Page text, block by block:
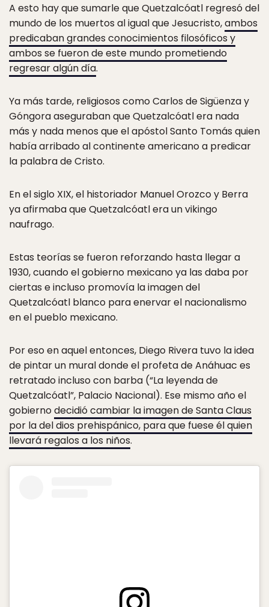
A esto hay que sumarle que Quetzalcóatl regresó del
mundo de los muertos al igual que Jesucristo,ambos
predicaban grandes conocimientos filosóficos y
ambos se fueron de este mundo prometiendo
regresar algún día.
Ya más tarde, religiosos como Carlos de Sigüenza y
Góngora aseguraban que Quetzalcóatl era nada
más y nada menos que el apóstol Santo Tomás quien
había arribado al continente americano a predicar
la palabra de Cristo.
En el siglo XIX, el historiador Manuel Orozco y Berra
ya afirmaba que Quetzalcóatl era un vikingo
naufrago.
Estas teorías se fueron reforzando hasta llegar a
1930, cuando el gobierno mexicano ya las daba por
ciertas e incluso promovía la imagen del
Quetzalcóatl blanco para enervar el nacionalismo
en el pueblo mexicano.
Por eso en aquel entonces, Diego Rivera tuvo la idea
de pintar un mural donde el profeta de Anáhuac es
retratado incluso con barba (“La leyenda de
Quetzalcóatl”, Palacio Nacional). Ese mismo año el
gobiernodecidió cambiar la imagen de Santa Claus
por la del dios prehispánico, para que fuese él quien
llevará regalos a los niños.